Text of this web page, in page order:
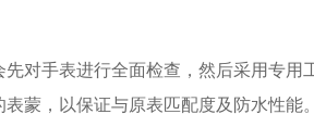
手表进行全面检查，然后采用专用
蒙，以保证与原表匹配度及防水性能。